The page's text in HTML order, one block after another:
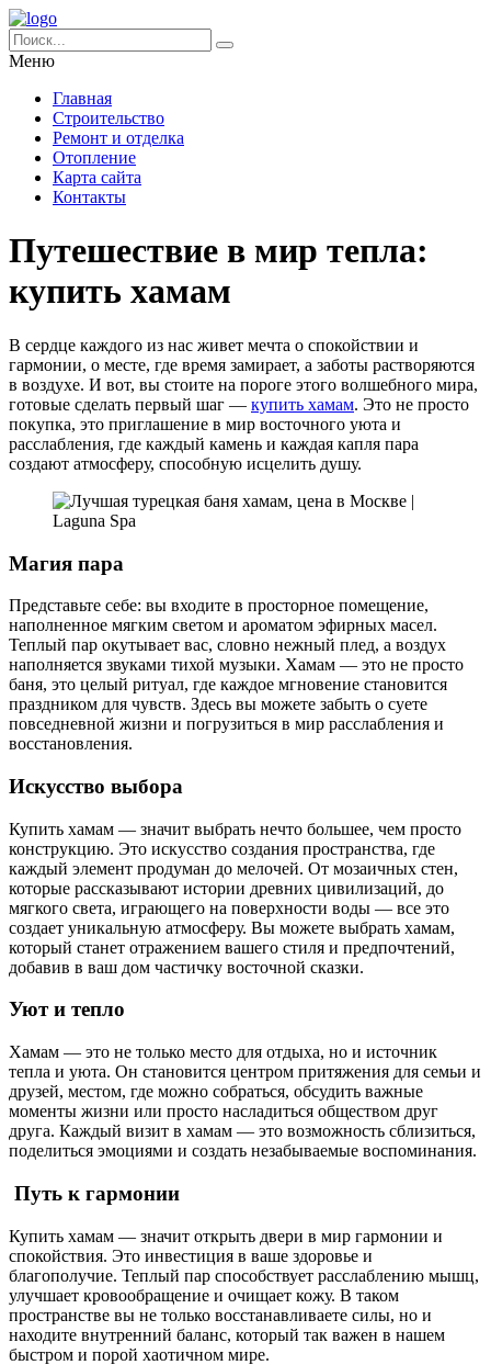
Меню
Главная
Строительство
Ремонт и отделка
Отопление
Карта сайта
Контакты
Путешествие в мир тепла:
купить хамам
В сердце каждого из нас живет мечта о спокойствии и
гармонии, о месте, где время замирает, а заботы растворяются
в воздухе. И вот, вы стоите на пороге этого волшебного мира,
готовые сделать первый шаг — купить хамам. Это не просто
покупка, это приглашение в мир восточного уюта и
расслабления, где каждый камень и каждая капля пара
создают атмосферу, способную исцелить душу.
Магия пара
Представьте себе: вы входите в просторное помещение,
наполненное мягким светом и ароматом эфирных масел.
Теплый пар окутывает вас, словно нежный плед, а воздух
наполняется звуками тихой музыки. Хамам — это не просто
баня, это целый ритуал, где каждое мгновение становится
праздником для чувств. Здесь вы можете забыть о суете
повседневной жизни и погрузиться в мир расслабления и
восстановления.
Искусство выбора
Купить хамам — значит выбрать нечто большее, чем просто
конструкцию. Это искусство создания пространства, где
каждый элемент продуман до мелочей. От мозаичных стен,
которые рассказывают истории древних цивилизаций, до
мягкого света, играющего на поверхности воды — все это
создает уникальную атмосферу. Вы можете выбрать хамам,
который станет отражением вашего стиля и предпочтений,
добавив в ваш дом частичку восточной сказки.
Уют и тепло
Хамам — это не только место для отдыха, но и источник
тепла и уюта. Он становится центром притяжения для семьи и
друзей, местом, где можно собраться, обсудить важные
моменты жизни или просто насладиться обществом друг
друга. Каждый визит в хамам — это возможность сблизиться,
поделиться эмоциями и создать незабываемые воспоминания.
Путь к гармонии
Купить хамам — значит открыть двери в мир гармонии и
спокойствия. Это инвестиция в ваше здоровье и
благополучие. Теплый пар способствует расслаблению мышц,
улучшает кровообращение и очищает кожу. В таком
пространстве вы не только восстанавливаете силы, но и
находите внутренний баланс, который так важен в нашем
быстром и порой хаотичном мире.